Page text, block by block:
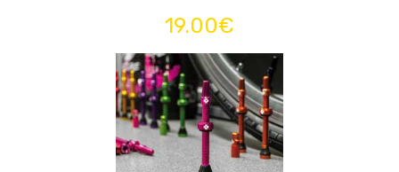
19.00€